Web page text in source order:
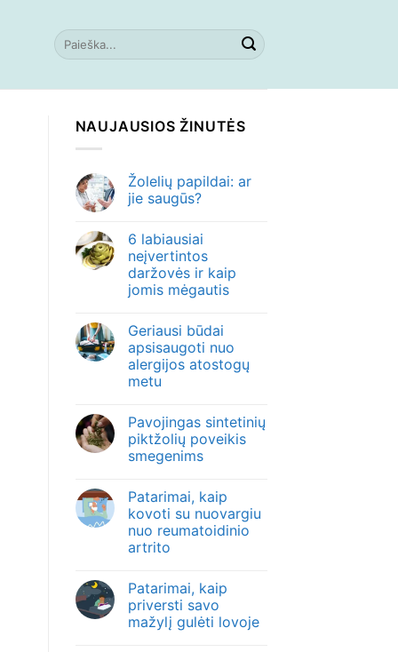
NAUJAUSIOS ŽINUTĖS
Žolelių papildai: ar
jie saugūs?
6 labiausiai
neįvertintos
daržovės ir kaip
jomis mėgautis
Geriausi būdai
apsisaugoti nuo
alergijos atostogų
metu
Pavojingas sintetinių
piktžolių poveikis
smegenims
Patarimai, kaip
kovoti su nuovargiu
nuo reumatoidinio
artrito
Patarimai, kaip
priversti savo
mažylį gulėti lovoje